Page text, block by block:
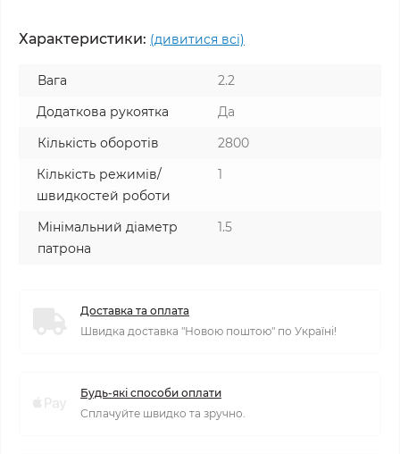
Характеристики: (дивитися всі)
Вага
2.2
Додаткова рукоятка
Да
Кількість оборотів
2800
Кількість режимів/
швидкостей роботи
1
Мінімальний діаметр
патрона
1.5
Доставка та оплата
Швидка доставка "Новою поштою" по Україні!
Будь-які способи оплати
Сплачуйте швидко та зручно.